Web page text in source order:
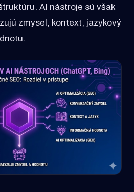
AI nástroje sú však
zmysel, kontext, jazykový